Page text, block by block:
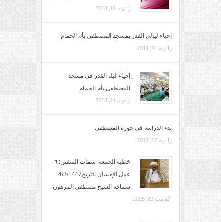
ژانویه 16, 2013
إحياء ليالي القدر بمسجد المصطفى بأم الحمام
ژانویه 21, 2013
ِإحياء ليلة القدر في مسجد
المصطفى بأم الحمام
ژانویه 21, 2013
بدء الدراسة في حوزة المصطفى
ژانویه 22, 2013
خطبة الجمعة: سمات المتقين: ٦-
عمل الإحسان بتاريخ4/3/1447.
سماحة الشيخ مصطفى المرهون
آگوست 29, 2025